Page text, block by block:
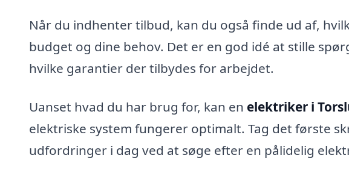
Når du indhenter tilbud, kan du også finde ud af,
budget og dine behov. Det er en god idé at stille
hvilke garantier der tilbydes for arbejdet.
Uanset hvad du har brug for, kan en elektriker i
elektriske system fungerer optimalt. Tag det første
udfordringer i dag ved at søge efter en pålidelig